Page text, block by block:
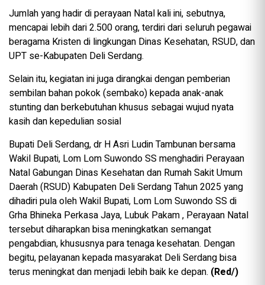
Jumlah yang hadir di perayaan Natal kali ini, sebutnya,
mencapai lebih dari 2.500 orang, terdiri dari seluruh pegawai
beragama Kristen di lingkungan Dinas Kesehatan, RSUD, dan
UPT se-Kabupaten Deli Serdang.
Selain itu, kegiatan ini juga dirangkai dengan pemberian
sembilan bahan pokok (sembako) kepada anak-anak
stunting dan berkebutuhan khusus sebagai wujud nyata
kasih dan kepedulian sosial
Bupati Deli Serdang, dr H Asri Ludin Tambunan bersama
Wakil Bupati, Lom Lom Suwondo SS menghadiri Perayaan
Natal Gabungan Dinas Kesehatan dan Rumah Sakit Umum
Daerah (RSUD) Kabupaten Deli Serdang Tahun 2025 yang
dihadiri pula oleh Wakil Bupati, Lom Lom Suwondo SS di
Grha Bhineka Perkasa Jaya, Lubuk Pakam , Perayaan Natal
tersebut diharapkan bisa meningkatkan semangat
pengabdian, khususnya para tenaga kesehatan. Dengan
begitu, pelayanan kepada masyarakat Deli Serdang bisa
terus meningkat dan menjadi lebih baik ke depan. (Red/)